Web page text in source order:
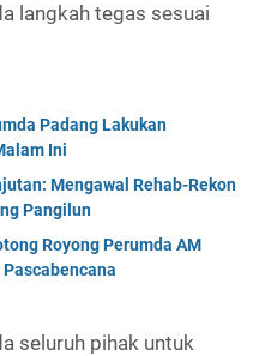
langkah tegas sesuai
Padang Lakukan
Ini
Mengawal Rehab-Rekon
Pangilun
Royong Perumda AM
Pascabencana
seluruh pihak untuk